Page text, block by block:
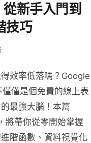
新手入門到
技巧
效率低落嗎？Google
僅是個免費的線上表
最強大腦！本篇
將帶你從零開始掌握
階函數、資料視覺化